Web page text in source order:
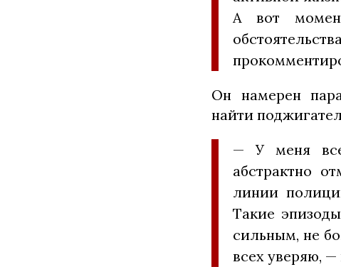
А вот
Он намерен
найти
— У меня
абстрактно
линии
Такие
сильным, не
всех уверяю,